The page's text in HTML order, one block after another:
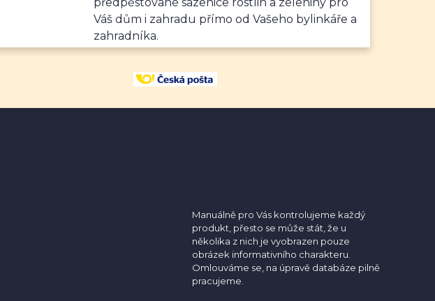
Váš dům i zahradu přímo od Vašeho bylinkáře a
zahradníka.
Manuálně pro Vás kontrolujeme každý
produkt, přesto se může stát, že u
několika z nich je vyobrazen pouze
obrázek informativního charakteru.
Omlouváme se, na úpravě databáze pilně
pracujeme.